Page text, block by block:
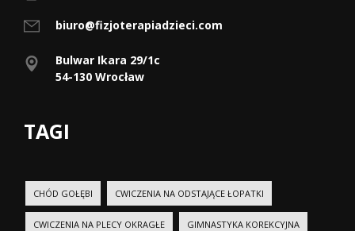
biuro@fizjoterapiadzieci.com
Bulwar Ikara 29/1c
54-130 Wrocław
TAGI
CHÓD GOŁĘBI CWICZENIA NA ODSTAJĄCE ŁOPATKI
CWICZENIA NA PLECY OKRAGŁE GIMNASTYKA KOREKCYJNA